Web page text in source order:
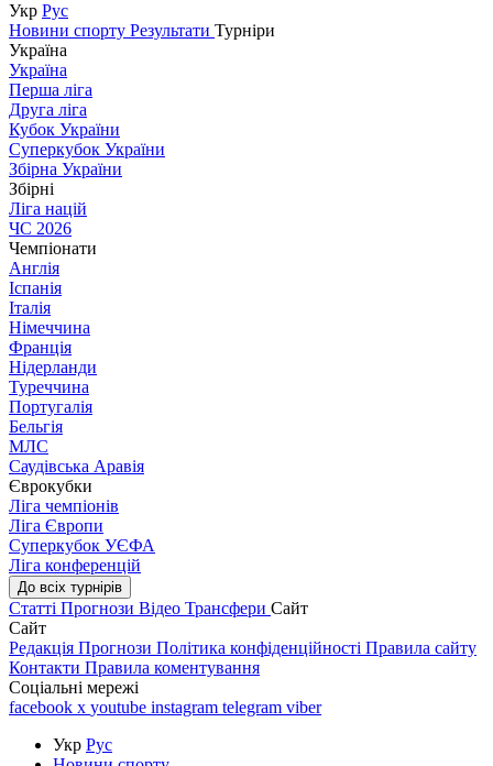
Укр Рус
Новини спорту Результати Турніри
Україна
Україна
Перша ліга
Друга ліга
Кубок України
Суперкубок України
Збірна України
Збірні
Ліга націй
ЧС 2026
Чемпіонати
Англія
Іспанія
Італія
Німеччина
Франція
Нідерланди
Туреччина
Португалія
Бельгія
МЛС
Саудівська Аравія
Єврокубки
Ліга чемпіонів
Ліга Європи
Суперкубок УЄФА
Ліга конференцій
До всіх турнірів
Статті Прогнози Відео Трансфери Сайт
Сайт
Редакція Прогнози Політика конфіденційності Правила сайту
Контакти Правила коментування
Соціальні мережі
facebook x youtube instagram telegram viber
Укр Рус